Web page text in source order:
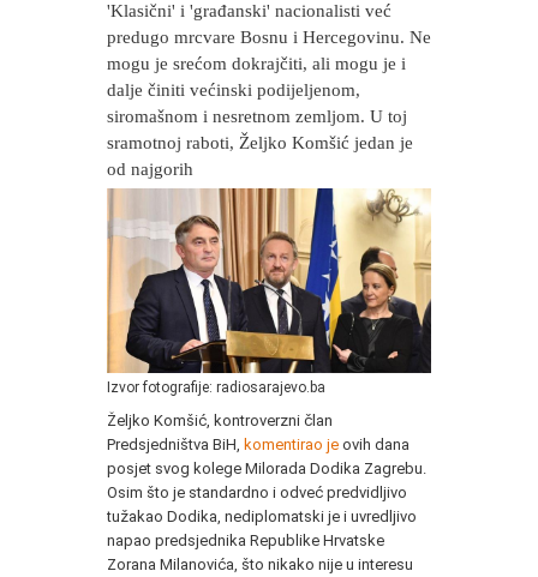
'Klasični' i 'građanski' nacionalisti već
predugo mrcvare Bosnu i Hercegovinu. Ne
mogu je srećom dokrajčiti, ali mogu je i
dalje činiti većinski podijeljenom,
siromašnom i nesretnom zemljom. U toj
sramotnoj raboti, Željko Komšić jedan je
od najgorih
Izvor fotografije: radiosarajevo.ba
Željko Komšić, kontroverzni član
Predsjedništva BiH, komentirao je ovih dana
posjet svog kolege Milorada Dodika Zagrebu.
Osim što je standardno i odveć predvidljivo
tužakao Dodika, nediplomatski je i uvredljivo
napao predsjednika Republike Hrvatske
Zorana Milanovića, što nikako nije u interesu